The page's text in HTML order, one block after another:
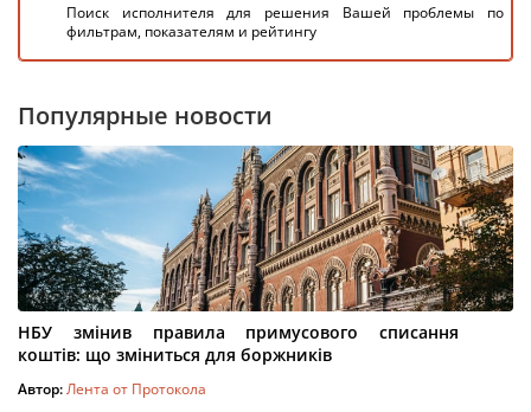
Поиск исполнителя для решения Вашей проблемы по
фильтрам, показателям и рейтингу
Популярные новости
НБУ змінив правила примусового списання
коштів: що зміниться для боржників
Автор:Лента от Протокола